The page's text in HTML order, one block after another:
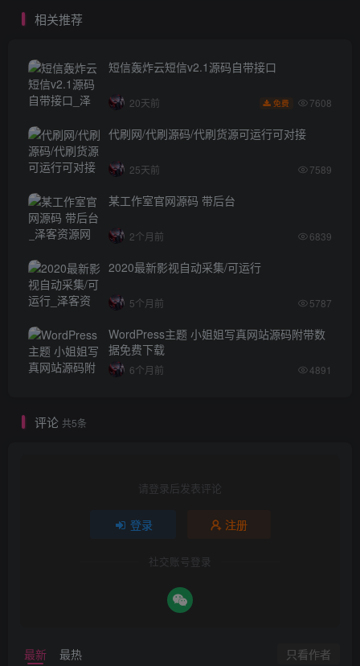
相关推荐
短信轰炸云短信v2.1源码自带接口
20天前 免费 7608
代刷网/代刷源码/代刷货源可运行可对接
25天前 7589
某工作室官网源码 带后台
2个月前 6839
2020最新影视自动采集/可运行
5个月前 5787
WordPress主题 小姐姐写真网站源码附带数
据免费下载
6个月前 4891
评论 共5条
请登录后发表评论
登录 注册
社交账号登录
最新 最热 只看作者